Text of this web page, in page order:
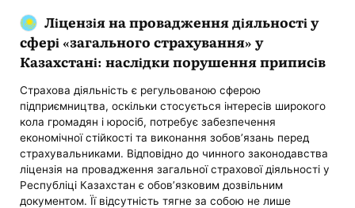
Ліцензія на провадження діяльності у
сфері «загального страхування» у
Казахстані: наслідки порушення приписів
Страхова діяльність є регульованою сферою
підприємництва, оскільки стосується інтересів широкого
кола громадян і юросіб, потребує забезпечення
економічної стійкості та виконання зобов’язань перед
страхувальниками. Відповідно до чинного законодавства
ліцензія на провадження загальної страхової діяльності у
Республіці Казахстан є обов’язковим дозвільним
документом. Її відсутність тягне за собою не лише